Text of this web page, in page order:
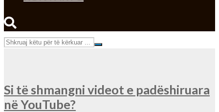
Si të shmangni videot e padëshiruara
në YouTube?